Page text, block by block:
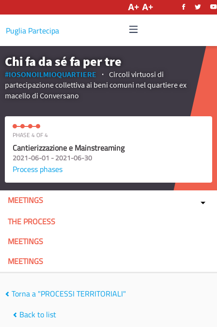
Puglia Partecipa
Chi fa da sé fa per tre
#IOSONOILMIOQUARTIERE
Circoli virtuosi di
partecipazione collettiva ai beni comuni nel quartiere ex
macello di Conversano
PHASE 4 OF 4
Cantierizzazione e Mainstreaming
2021-06-01 - 2021-06-30
Process phases
MEETINGS
THE PROCESS
MEETINGS
MEETINGS
Torna a "PROCESSI TERRITORIALI"
Back to list